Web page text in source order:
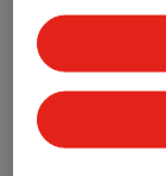
Kruidvat is